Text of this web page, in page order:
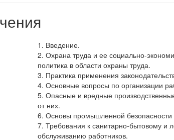
1. Введение.
2. Охрана труда и ее социально-
политика в области охраны труда.
3. Практика применения
4. Основные вопросы по организации
5. Опасные и вредные
от них.
6. Основы промышленной безопасности
7. Требования к санитарно-бытовому и
обслуживанию работников.